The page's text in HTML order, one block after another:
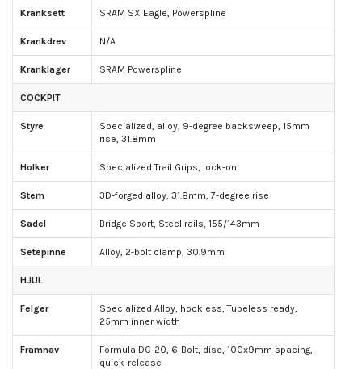
Kranksett SRAM SX Eagle, Powerspline
Krankdrev N/A
Kranklager SRAM Powerspline
COCKPIT
Styre
Specialized, alloy, 9-degree backsweep, 15mm
rise, 31.8mm
Holker Specialized Trail Grips, lock-on
Stem 3D-forged alloy, 31.8mm, 7-degree rise
Sadel Bridge Sport, Steel rails, 155/143mm
Setepinne Alloy, 2-bolt clamp, 30.9mm
HJUL
Felger
Specialized Alloy, hookless, Tubeless ready,
25mm inner width
Framnav
Formula DC-20, 6-Bolt, disc, 100x9mm spacing,
quick-release